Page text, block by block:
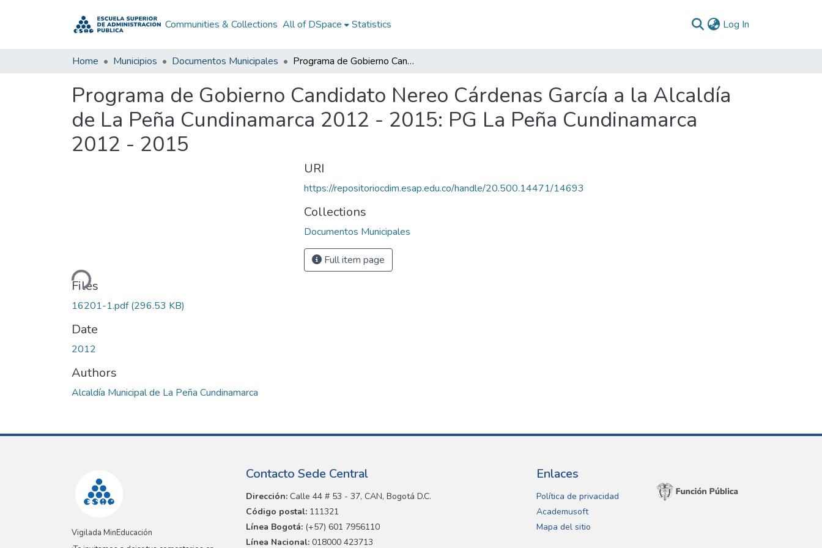
Communities & Collections All of DSpace Statistics Log In
Home Municipios Documentos Municipales Programa de Gobierno Candidato Nereo Cárdenas García a la Alcaldía de La Peña Cundinamarca 2012 - 2015: PG La Peña Cundinamarca 2012 - 2015
Programa de Gobierno Candidato Nereo Cárdenas García a la Alcaldía
de La Peña Cundinamarca 2012 - 2015: PG La Peña Cundinamarca
2012 - 2015
Loading...
Files
16201-1.pdf(296.53 KB)
Date
2012
Authors
Alcaldía Municipal de La Peña Cundinamarca
URI
https://repositoriocdim.esap.edu.co/handle/20.500.14471/14693
Collections
Documentos Municipales
Full item page
Vigilada MinEducación
Contacto Sede Central
Dirección: Calle 44 # 53 - 37, CAN, Bogotá D.C.
Código postal: 111321
Línea Bogotá: (+57) 601 7956110
Línea Nacional: 018000 423713
Enlaces
Política de privacidad
Academusoft
Mapa del sitio